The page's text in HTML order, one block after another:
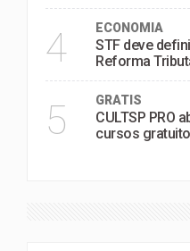
4 ECONOMIA
STF deve
Reforma
5 GRATIS
CULTSP PRO
cursos